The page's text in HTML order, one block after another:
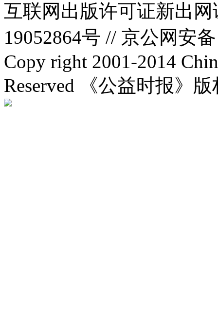
互联网出版许可证新出
19052864号 // 京公网安
Copy right 2001-2014
Reserved 《公益时报》